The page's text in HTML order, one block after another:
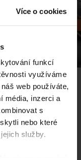
Více o cookies
funkcí
využíváme
web používáte,
média, inzerci a
s
nebo které
služby.